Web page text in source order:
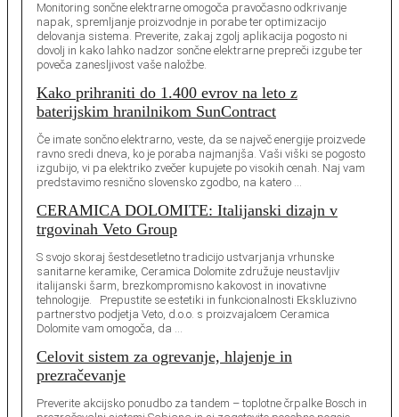
Monitoring sončne elektrarne omogoča pravočasno odkrivanje
napak, spremljanje proizvodnje in porabe ter optimizacijo
delovanja sistema. Preverite, zakaj zgolj aplikacija pogosto ni
dovolj in kako lahko nadzor sončne elektrarne prepreči izgube ter
poveča zanesljivost vaše naložbe.
Kako prihraniti do 1.400 evrov na leto z
baterijskim hranilnikom SunContract
Če imate sončno elektrarno, veste, da se največ energije proizvede
ravno sredi dneva, ko je poraba najmanjša. Vaši viški se pogosto
izgubijo, vi pa elektriko zvečer kupujete po visokih cenah. Naj vam
predstavimo resnično slovensko zgodbo, na katero …
CERAMICA DOLOMITE: Italijanski dizajn v
trgovinah Veto Group
S svojo skoraj šestdesetletno tradicijo ustvarjanja vrhunske
sanitarne keramike, Ceramica Dolomite združuje neustavljiv
italijanski šarm, brezkompromisno kakovost in inovativne
tehnologije. Prepustite se estetiki in funkcionalnosti Ekskluzivno
partnerstvo podjetja Veto, d.o.o. s proizvajalcem Ceramica
Dolomite vam omogoča, da …
Celovit sistem za ogrevanje, hlajenje in
prezračevanje
Preverite akcijsko ponudbo za tandem – toplotne črpalke Bosch in